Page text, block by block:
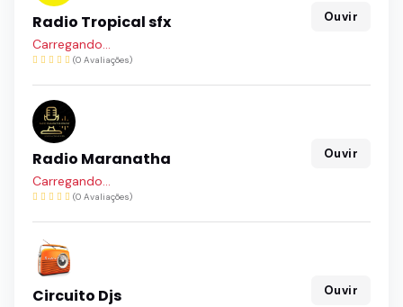
Radio Tropical sfx
Carregando...
(0 Avaliações)
Ouvir
Radio Maranatha
Carregando...
(0 Avaliações)
Ouvir
Circuito Djs Ouvir